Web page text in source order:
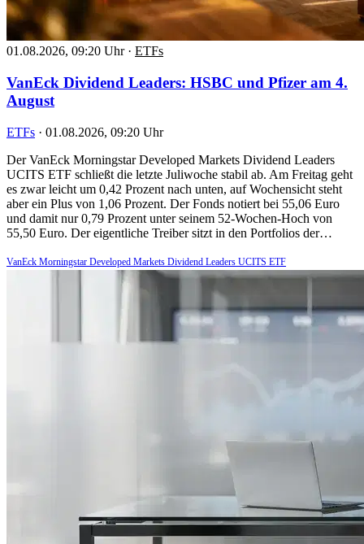
01.08.2026, 09:20 Uhr · ETFs
VanEck Dividend Leaders: HSBC und Pfizer am 4.
August
ETFs · 01.08.2026, 09:20 Uhr
Der VanEck Morningstar Developed Markets Dividend Leaders
UCITS ETF schließt die letzte Juliwoche stabil ab. Am Freitag geht
es zwar leicht um 0,42 Prozent nach unten, auf Wochensicht steht
aber ein Plus von 1,06 Prozent. Der Fonds notiert bei 55,06 Euro
und damit nur 0,79 Prozent unter seinem 52-Wochen-Hoch von
55,50 Euro. Der eigentliche Treiber sitzt in den Portfolios der…
VanEck Morningstar Developed Markets Dividend Leaders UCITS ETF